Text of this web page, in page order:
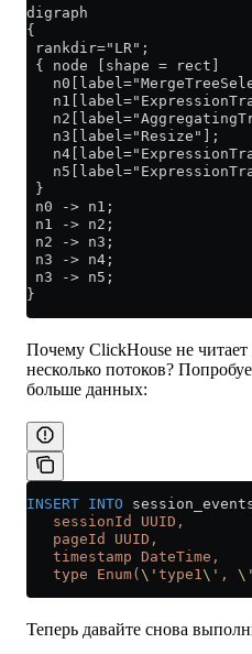
digraph
{
rankdir="LR";
{ node [shape = rect]
   n3[label="Resize"];
}
n0 -> n1;
n1 -> n2;
n2 -> n3;
n3 -> n4;
n3 -> n5;
}
Почему ClickHouse не
несколько потоков?
больше данных:
INSERT INTO
   sessionId UUID,
   pageId UUID,
   timestamp DateTime,
   type Enum(
\' type1 \' , \'
Теперь давайте снова